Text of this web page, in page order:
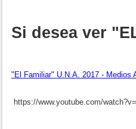
Si desea ver
"El Familiar" U.N.A. 2017 - Medios
https://www.youtube.com/